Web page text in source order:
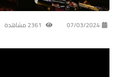
07/03/2024